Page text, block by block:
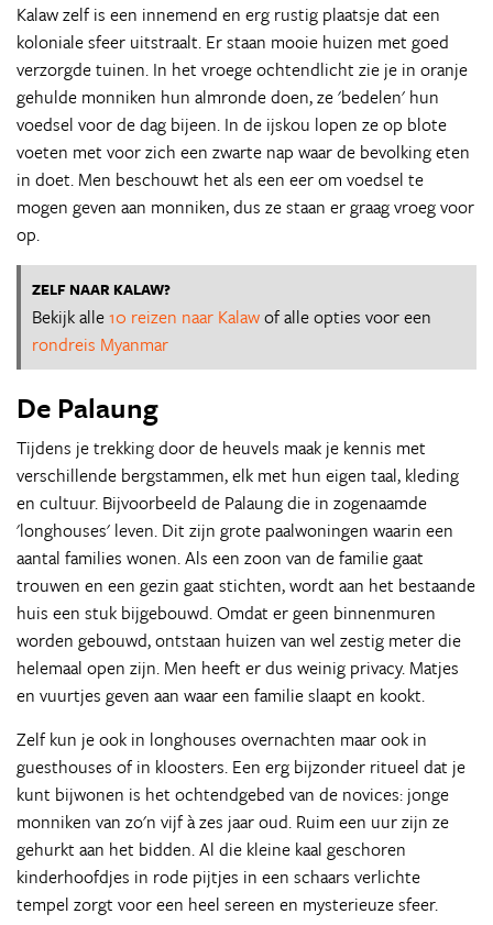
Kalaw zelf is een innemend en erg rustig plaatsje dat een
koloniale sfeer uitstraalt. Er staan mooie huizen met goed
verzorgde tuinen. In het vroege ochtendlicht zie je in oranje
gehulde monniken hun almronde doen, ze 'bedelen' hun
voedsel voor de dag bijeen. In de ijskou lopen ze op blote
voeten met voor zich een zwarte nap waar de bevolking eten
in doet. Men beschouwt het als een eer om voedsel te
mogen geven aan monniken, dus ze staan er graag vroeg voor
op.
ZELF NAAR KALAW?
Bekijk alle10 reizen naar Kalawof alle opties voor een
rondreis Myanmar
De Palaung
Tijdens je trekking door de heuvels maak je kennis met
verschillende bergstammen, elk met hun eigen taal, kleding
en cultuur. Bijvoorbeeld de Palaung die in zogenaamde
'longhouses' leven. Dit zijn grote paalwoningen waarin een
aantal families wonen. Als een zoon van de familie gaat
trouwen en een gezin gaat stichten, wordt aan het bestaande
huis een stuk bijgebouwd. Omdat er geen binnenmuren
worden gebouwd, ontstaan huizen van wel zestig meter die
helemaal open zijn. Men heeft er dus weinig privacy. Matjes
en vuurtjes geven aan waar een familie slaapt en kookt.
Zelf kun je ook in longhouses overnachten maar ook in
guesthouses of in kloosters. Een erg bijzonder ritueel dat je
kunt bijwonen is het ochtendgebed van de novices: jonge
monniken van zo'n vijf à zes jaar oud. Ruim een uur zijn ze
gehurkt aan het bidden. Al die kleine kaal geschoren
kinderhoofdjes in rode pijtjes in een schaars verlichte
tempel zorgt voor een heel sereen en mysterieuze sfeer.